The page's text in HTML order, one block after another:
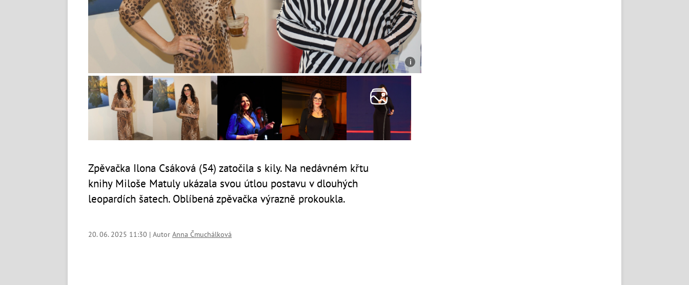
Zpěvačka Ilona Csáková (54) zatočila s kily. Na nedávném křtu
knihy Miloše Matuly ukázala svou útlou postavu v dlouhých
leopardích šatech. Oblíbená zpěvačka výrazně prokoukla.
20. 06. 2025 11:30 | Autor Anna Čmuchálková